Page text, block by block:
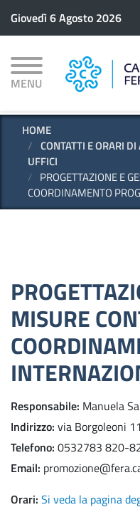
Giovedì 6 Agosto 2026
MENU
HOME
CONTATTI E ORARI
UFFICI
PROGETTAZIONE E
COORDINAMENTO
MISURE
Responsabile Manuela
Indirizzo via Borgoleoni
Telefono 0532783 820-
Email
Orari Si veda la pagina